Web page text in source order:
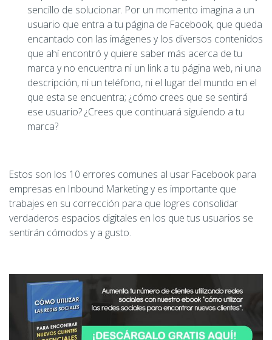
sencillo de solucionar. Por un momento imagina a un
usuario que entra a tu página de Facebook, que queda
encantado con las imágenes y los diversos contenidos
que ahí encontró y quiere saber más acerca de tu
marca y no encuentra ni un link a tu página web, ni una
descripción, ni un teléfono, ni el lugar del mundo en el
que esta se encuentra; ¿cómo crees que se sentirá
ese usuario? ¿Crees que continuará siguiendo a tu
marca?
Estos son los 10 errores comunes al usar Facebook para
empresas en Inbound Marketing y es importante que
trabajes en su corrección para que logres consolidar
verdaderos espacios digitales en los que tus usuarios se
sentirán cómodos y a gusto.